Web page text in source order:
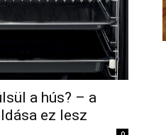
a hús? – a
ez lesz